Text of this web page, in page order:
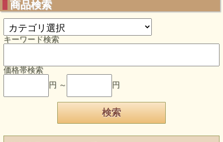
商品検索
キーワード検索
価格帯検索
円 ～
円